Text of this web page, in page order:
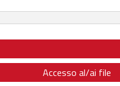
Accesso al/ai file